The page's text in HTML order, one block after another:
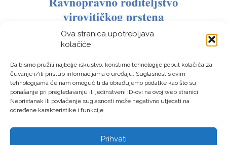
Ova stranica upotrebljava
kolačiće
Da bismo pružili najbolje iskustvo, koristimo tehnologije poput kolačića za
čuvanje i/ili pristup informacijama o uređaju. Suglasnost s ovim
tehnologijama će nam omogućiti da obrađujemo podatke kao što su
ponašanje pri pregledavanju ili jedinstveni ID-ovi na ovoj web stranici.
Nepristanak ili povlačenje suglasnosti može negativno utjecati na
određene karakteristike i funkcije.
Prihvati